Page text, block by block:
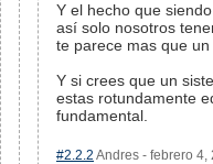
Y el hecho que
así solo nosotros
te parece mas que
Y si crees que un
estas rotundamente
fundamental.
#2.2.2 Andres - febrero 4,